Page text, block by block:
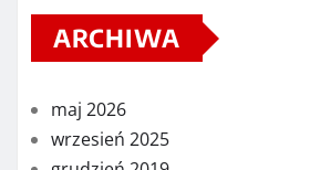
ARCHIWA
maj 2026
wrzesień 2025